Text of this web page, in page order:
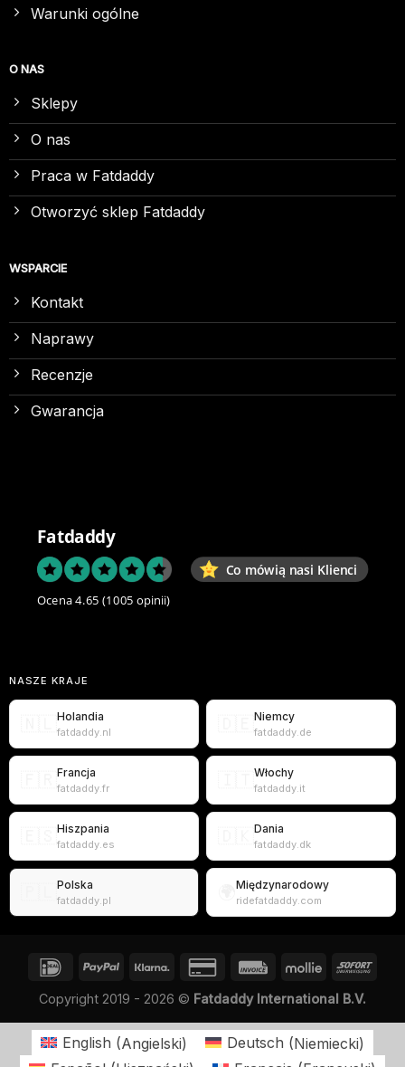
Warunki ogólne
O NAS
Sklepy
O nas
Praca w Fatdaddy
Otworzyć sklep Fatdaddy
WSPARCIE
Kontakt
Naprawy
Recenzje
Gwarancja
Fatdaddy
Co mówią nasi Klienci
Ocena 4.65 (1005 opinii)
NASZE KRAJE
Holandia
fatdaddy.nl
Niemcy
fatdaddy.de
Francja
fatdaddy.fr
Włochy
fatdaddy.it
Hiszpania
fatdaddy.es
Dania
fatdaddy.dk
Polska
fatdaddy.pl
Międzynarodowy
ridefatdaddy.com
Copyright 2019 - 2026 © Fatdaddy International B.V.
English (Angielski) Deutsch (Niemiecki)